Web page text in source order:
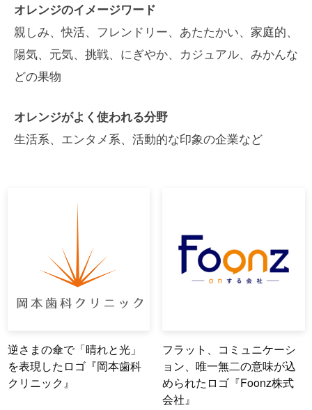
オレンジのイメージワード
親しみ、快活、フレンドリー、あたたかい、家庭的、
陽気、元気、挑戦、にぎやか、カジュアル、みかんな
どの果物
オレンジがよく使われる分野
生活系、エンタメ系、活動的な印象の企業など
逆さまの傘で「晴れと光」
を表現したロゴ『岡本歯科
クリニック』
フラット、コミュニケーシ
ョン、唯一無二の意味が込
められたロゴ『Foonz株式
会社』